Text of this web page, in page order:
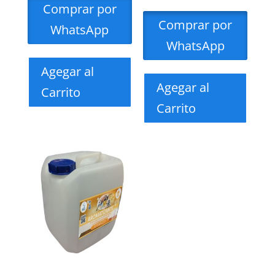
Comprar por
WhatsApp
Agegar al
Carrito
Comprar por
WhatsApp
Agegar al
Carrito